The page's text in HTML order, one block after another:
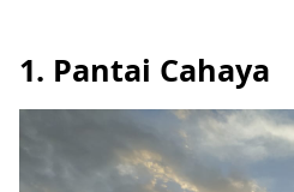
1. Pantai Cahaya